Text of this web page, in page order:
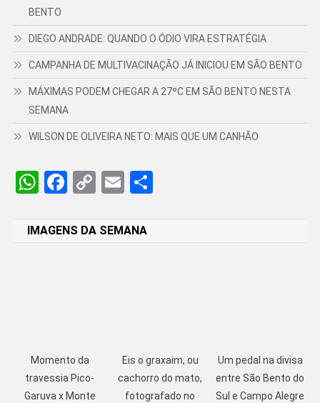
BENTO
DIEGO ANDRADE: QUANDO O ÓDIO VIRA ESTRATÉGIA
CAMPANHA DE MULTIVACINAÇÃO JÁ INICIOU EM SÃO BENTO
MÁXIMAS PODEM CHEGAR A 27ºC EM SÃO BENTO NESTA
SEMANA
WILSON DE OLIVEIRA NETO: MAIS QUE UM CANHÃO
WhatsApp
Facebook
CopyEmail
IMAGENS DA SEMANA
Momento da
travessia Pico-
Garuva x Monte
Eis o graxaim, ou
cachorro do mato,
fotografado no
Um pedal na divisa
entre São Bento do
Sul e Campo Alegre